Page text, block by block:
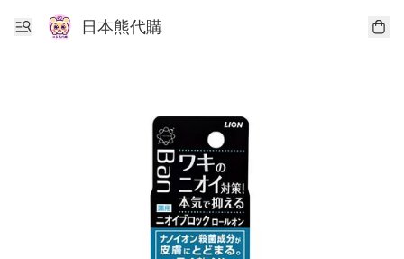
日本熊代購